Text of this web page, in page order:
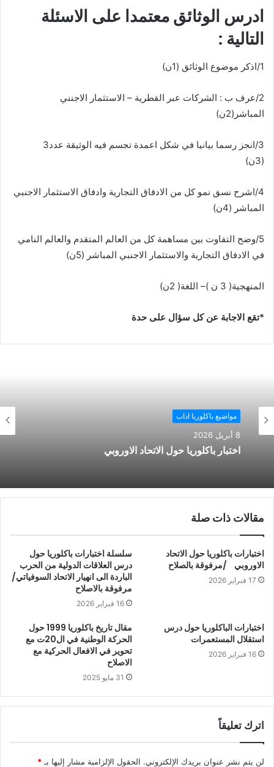
ادرس الوثائق معتمدا على الاسئلة
التالية :
1/اذكر موضوع الوثائق (1ن)
2/عرف ب : الشركات عبر القطرية – الاستثمار الاجنني
المباشر(2ن)
(3ن)
4/اشرح نسق نمو كل من الادفاق التجارية وادفاق الاستثمار الاجنبي
المباشر (4ن)
5/وضح التفاوت بين مساهمة كل من العالم المتقدم والعالم النامي
في الادفاق التجارية والاستثمار الاجنبي المباشر (5ن)
المنهجية( 3 ن )– اللغة( 2ن)
*تقع الاجابة عن كل سؤال على حدة
مواضيع باكلوريا اداب
8 أبريل 2026
اختبار باكلوريا حول الاتحاد الاوروبي
مقالات ذات صلة
اختبارات باكلوريا حول الاتحاد
الاوروبي /مرفوقة بالصلاح
17 فبراير 2026
سلسلة اختبارات باكلوريا حول
درس العلاقات الدولية من الحرب
الباردة الى انهيار الاتحاد السوفياتي/
مرفوقة بالاصلاح
16 فبراير 2026
اختبارات الباكلوريا حول درس
استقلال المستعمرات
16 فبراير 2026
مقال تاريخ باكلوريا 1999 حول
الحركة الوطنية في ال20ت مع
تحوير في الافعال الحركية مع
الاصلاح
31 مايو 2025
اترك تعليقاً
لن يتم نشر عنوان بريدك الإلكتروني. الحقول الإلزامية مشار إليها بـ *